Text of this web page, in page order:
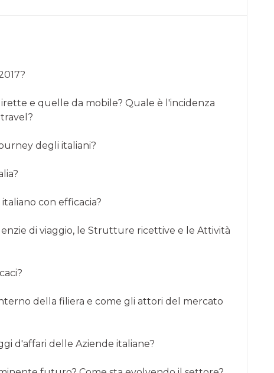
e quelle da mobile? Quale è l'incidenza
degli italiani?
con efficacia?
di viaggio, le Strutture ricettive e le Attività
della filiera e come gli attori del mercato
d'affari delle Aziende italiane?